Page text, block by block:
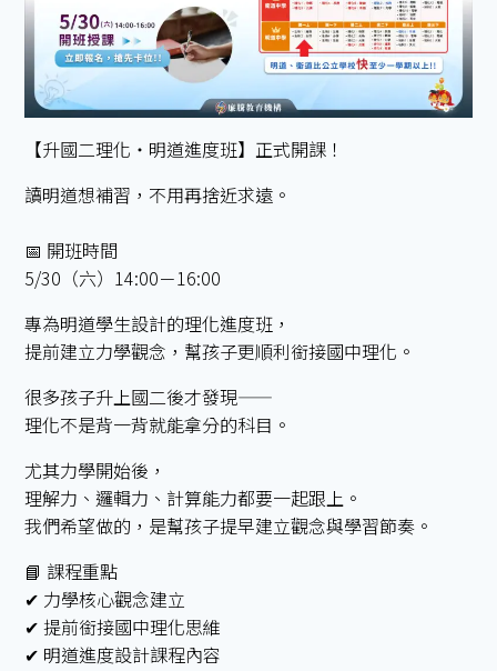
【升國二理化・明道進度班】正式開課！
讀明道想補習，不用再捨近求遠。
📅 開班時間
5/30（六）14:00－16:00
專為明道學生設計的理化進度班，
提前建立力學觀念，幫孩子更順利銜接國中理化。
很多孩子升上國二後才發現——
理化不是背一背就能拿分的科目。
尤其力學開始後，
理解力、邏輯力、計算能力都要一起跟上。
我們希望做的，是幫孩子提早建立觀念與學習節奏。
📘 課程重點
✔ 力學核心觀念建立
✔ 提前銜接國中理化思維
✔ 明道進度設計課程內容